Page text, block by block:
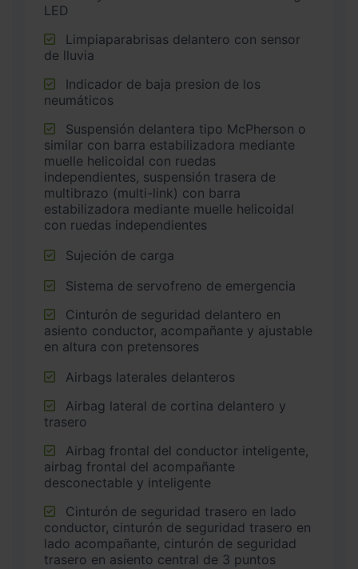
LED
de lluvia
neumáticos
similar con barra estabilizadora mediante
muelle helicoidal con ruedas
independientes, suspensión trasera de
multibrazo (multi-link) con barra
estabilizadora mediante muelle helicoidal
con ruedas independientes
Sujeción de carga
Sistema de servofreno de emergencia
asiento conductor, acompañante y ajustable
en altura con pretensores
Airbags laterales delanteros
trasero
airbag frontal del acompañante
desconectable y inteligente
conductor, cinturón de seguridad trasero en
lado acompañante, cinturón de seguridad
trasero en asiento central de 3 puntos